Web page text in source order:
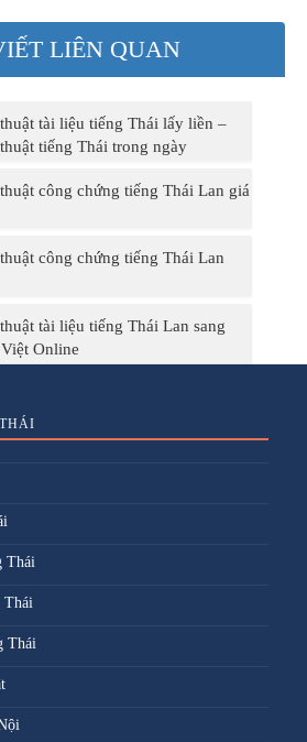
LIÊN QUAN
tài liệu tiếng Thái lấy liền –
tiếng Thái trong ngày
công chứng tiếng Thái Lan giá
công chứng tiếng Thái Lan
tài liệu tiếng Thái Lan sang
Online
Thái
Thái
Thái